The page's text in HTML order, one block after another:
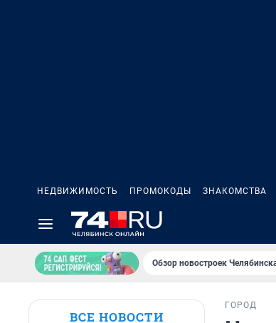
НЕДВИЖИМОСТЬ ПРОМОКОДЫ ЗНАКОМСТВА
Обзор новостроек
ВСЕ НОВОСТИ
ГОРОД